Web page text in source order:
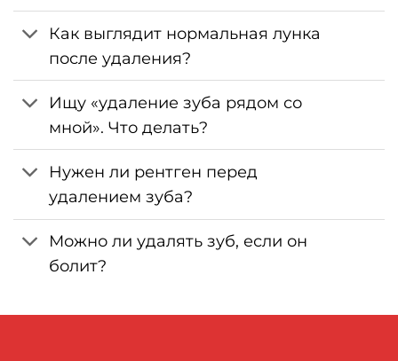
Как выглядит нормальная лунка
после удаления?
Ищу «удаление зуба рядом со
мной». Что делать?
Нужен ли рентген перед
удалением зуба?
Можно ли удалять зуб, если он
болит?